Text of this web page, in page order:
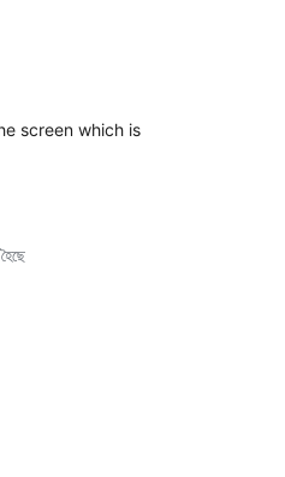
screen which is